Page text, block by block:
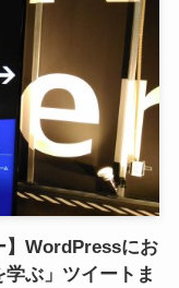
】WordPressにお
ぶ」ツイートま